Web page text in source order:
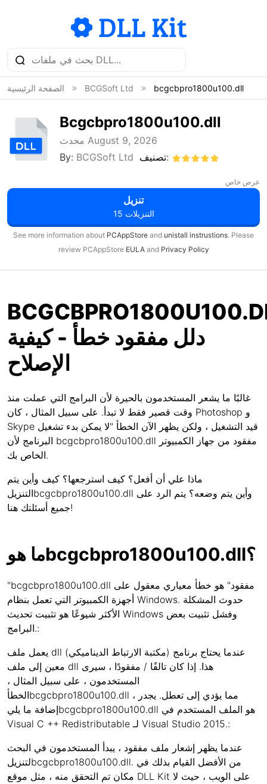
الصفحة الرئيسية BCGSoft Ltd bcgcbpro1800u100.dll
Bcgcbpro1800u100.dll
محدث August 9, 2026
By: BCGSoft Ltd تصنيف:
عرض خاص
تنزيل
15 التنزيلات
See more information about PCAppStore and unistall instrustions. Please
review PCAppStore EULAand Privacy Policy
دلل مفقود خطأ - كيفية
الإصلاح
غالبًا ما يشعر المستخدمون بالحيرة لأن البرامج التي عملت منذ
وقت قصير فقط لا تبدأ. على سبيل المثال ، كان Photoshop و
Skype قيد التشغيل ، ولكن يظهر الآن الخطأ "لا يمكن بدء تشغيل
البرنامج لأن bcgcbpro1800u100.dll مفقود من جهاز الكمبيوتر
الخاص بك.
ماذا علي أن أفعل؟ كيف استرجعها؟ كيف وأين يتم
التنزيلbcgcbpro1800u100.dll وأين يتم وضعه؟ يتم الرد على
جميع أسئلتك هنا!
ما هوbcgcbpro1800u100.dll؟
"bcgcbpro1800u100.dll مفقود" هو خطأ معياري معقول على
أجهزة الكمبيوتر التي تعمل بنظام Windows. حدوث المشكلة
الأكثر شيوعًا هو تثبيت تحديث Windows وفشل تثبيت بعض
البرامج.:
يعمل ملف dll (مكتبة الارتباط الديناميكي) عندما يحتاج برنامج
معين إلى ملف dll هذا. إذا كان تالفًا / مفقودًا ، سيرى
المستخدمون ، على سبيل المثال ،
الخطأbcgcbpro1800u100.dll ، مما يؤدي إلى تعطل. يجدر
إضافة ما يليbcgcbpro1800u100.dll هو الملف المستخدم في
Visual C ++ Redistributable لـ Visual Studio 2015.:
عندما يظهر إشعار ملف مفقود ، يبدأ المستخدمون في البحث
لتنزيلbcgcbpro1800u100.dll. من الأفضل القيام بذلك في
مكان تم التحقق منه ، مثل موقع DLL Kit على الويب ، حيث لا